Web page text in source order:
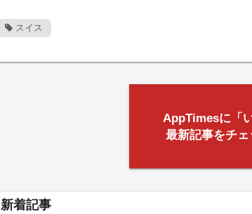
スイス
AppTimesに「
最新記事をチェ
新着記事